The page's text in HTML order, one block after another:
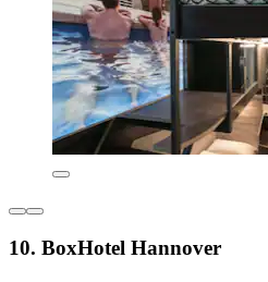
10. BoxHotel Hannover